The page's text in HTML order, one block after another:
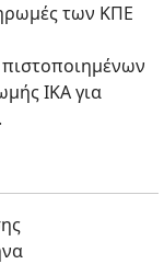
των ΚΠΕ
ΙΚΑ για